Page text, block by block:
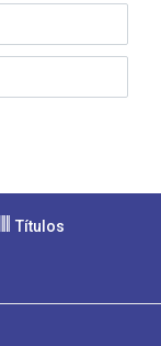
Títulos